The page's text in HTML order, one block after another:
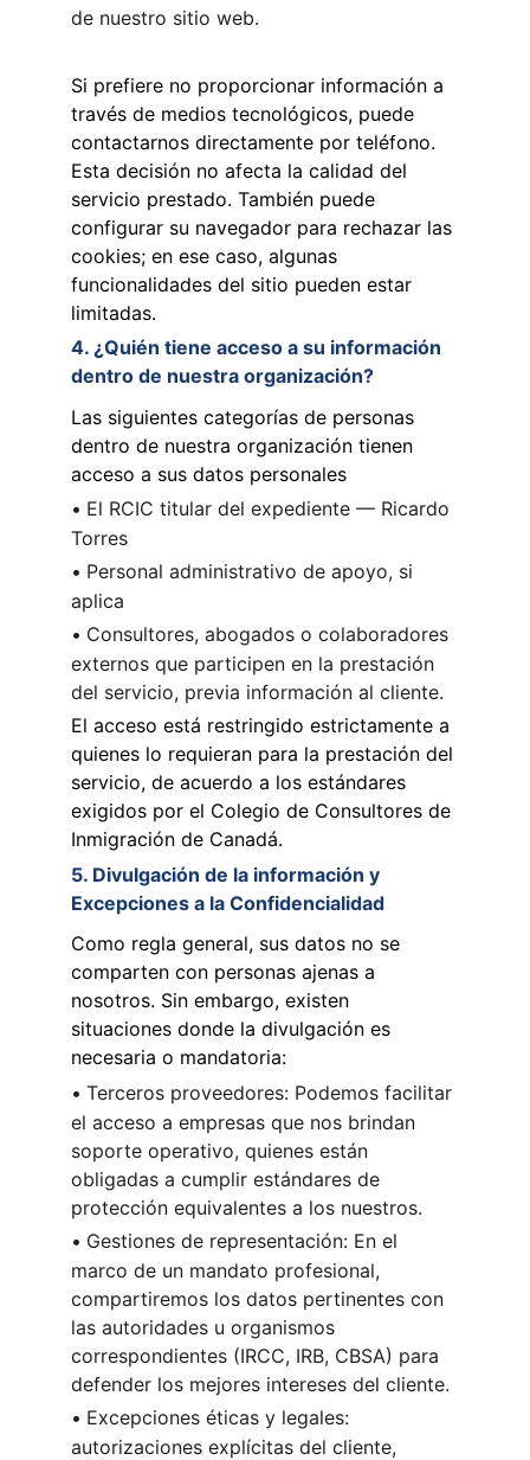
de nuestro sitio web.
Si prefiere no proporcionar información a
través de medios tecnológicos, puede
contactarnos directamente por teléfono.
Esta decisión no afecta la calidad del
servicio prestado. También puede
configurar su navegador para rechazar las
cookies; en ese caso, algunas
funcionalidades del sitio pueden estar
limitadas.
4. ¿Quién tiene acceso a su información
dentro de nuestra organización?
Las siguientes categorías de personas
dentro de nuestra organización tienen
acceso a sus datos personales
• El RCIC titular del expediente — Ricardo
Torres
• Personal administrativo de apoyo, si
aplica
• Consultores, abogados o colaboradores
externos que participen en la prestación
del servicio, previa información al cliente.
El acceso está restringido estrictamente a
quienes lo requieran para la prestación del
servicio, de acuerdo a los estándares
exigidos por el Colegio de Consultores de
Inmigración de Canadá.
5. Divulgación de la información y
Excepciones a la Confidencialidad
Como regla general, sus datos no se
comparten con personas ajenas a
nosotros. Sin embargo, existen
situaciones donde la divulgación es
necesaria o mandatoria:
• Terceros proveedores: Podemos facilitar
el acceso a empresas que nos brindan
soporte operativo, quienes están
obligadas a cumplir estándares de
protección equivalentes a los nuestros.
• Gestiones de representación: En el
marco de un mandato profesional,
compartiremos los datos pertinentes con
las autoridades u organismos
correspondientes (IRCC, IRB, CBSA) para
defender los mejores intereses del cliente.
• Excepciones éticas y legales:
autorizaciones explícitas del cliente,